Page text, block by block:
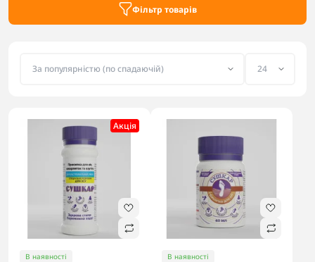
Фільтр товарів
Акцiя
В наявності В наявності